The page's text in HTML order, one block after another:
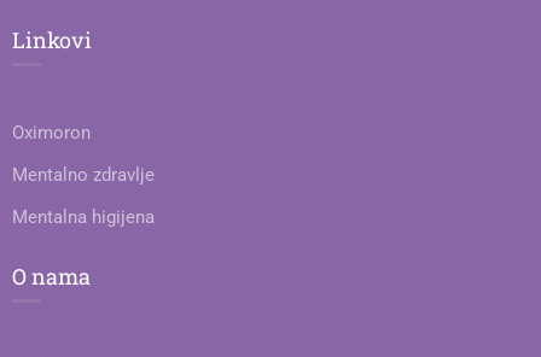
Linkovi
Oximoron
Mentalno zdravlje
Mentalna higijena
O nama